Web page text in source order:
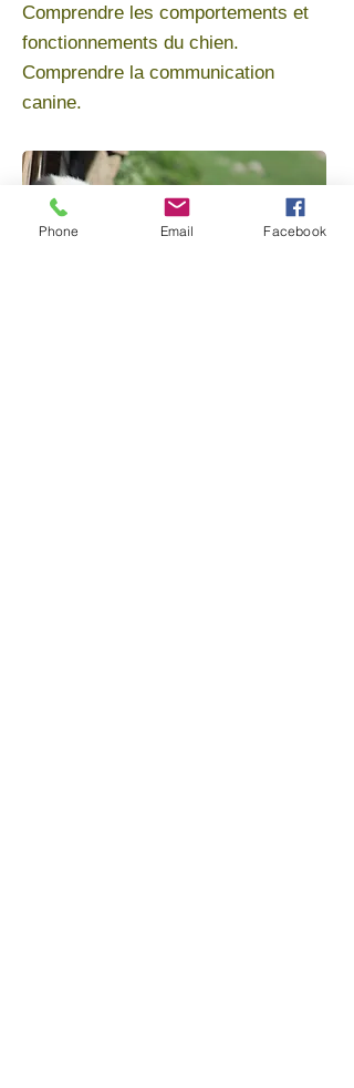
Comprendre les comportements et
fonctionnements du chien.
Comprendre la communication
canine.
Phone Email Facebook